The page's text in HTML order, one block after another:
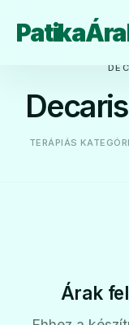
TERÁPIÁS
Árak